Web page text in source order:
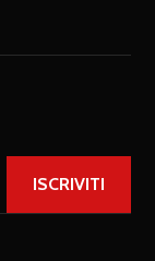
ISCRIVITI